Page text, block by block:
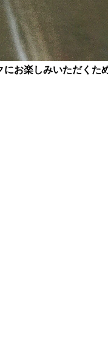
お楽しみいただくた